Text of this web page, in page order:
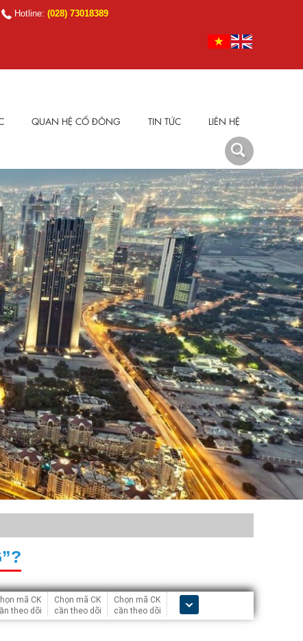
Hotline: (028) 73018389
QUAN HỆ CỔ ĐÔNG TIN TỨC LIÊN HỆ
mã CK
theo dõi
Chọn mã CK
cần theo dõi
Chọn mã CK
cần theo dõi